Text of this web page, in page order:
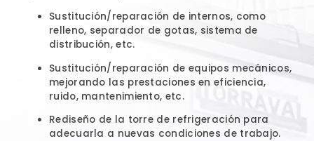
Sustitución/reparación de internos, como
relleno, separador de gotas, sistema de
distribución, etc.
Sustitución/reparación de equipos mecánicos,
mejorando las prestaciones en eficiencia,
ruido, mantenimiento, etc.
Rediseño de la torre de refrigeración para
adecuarla a nuevas condiciones de trabajo.